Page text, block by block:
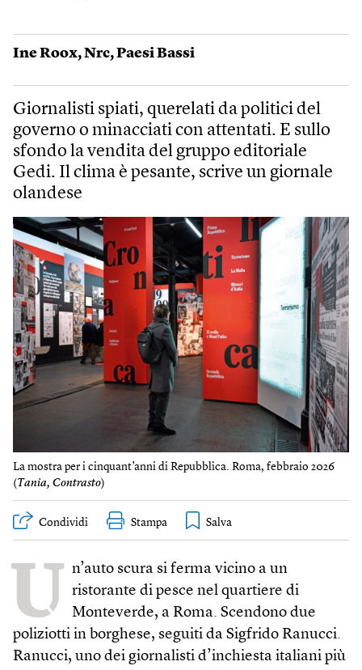
Ine Roox,Nrc,Paesi Bassi
Giornalisti spiati, querelati da politici del
governo o minacciati con attentati. E sullo
sfondo la vendita del gruppo editoriale
Gedi. Il clima è pesante, scrive un giornale
olandese
La mostra per i cinquant’anni di Repubblica. Roma, febbraio 2026
(Tania, Contrasto)
Condividi Stampa
U n’auto scura si ferma vicino a un
ristorante di pesce nel quartiere di
Monteverde, a Roma. Scendono due
poliziotti in borghese, seguiti da Sigfrido Ranucci.
Ranucci, uno dei giornalisti d’inchiesta italiani più